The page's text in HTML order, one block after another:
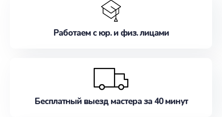
Работаем с юр. и физ. лицами
Бесплатный выезд мастера за 40 минут